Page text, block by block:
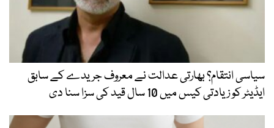
سیاسی انتقام؟ بھارتی عدالت نے معروف جریدے کے سابق
ایڈیٹر کو زیادتی کیس میں 10 سال قید کی سزا سنا دی